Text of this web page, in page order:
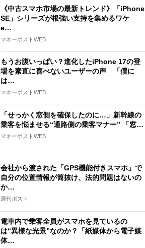
《中古スマホ市場の最新トレンド》「iPhone
SE」シリーズが根強い支持を集めるワケ
e…
マネーポストWEB
もうお腹いっぱい？進化したiPhone 17の登
場を素直に喜べないユーザーの声 「僕に
は…
マネーポストWEB
「せっかく窓側を確保したのに…」新幹線の
乗客を悩ませる“通路側の乗客マナー” 「窓…
マネーポストWEB
会社から渡された「GPS機能付きスマホ」で
自分の位置情報が筒抜け、法的問題はないの
か…
週刊ポスト
電車内で乗客全員がスマホを見ているの
は“異様な光景”なのか？「紙媒体から電子媒
体…